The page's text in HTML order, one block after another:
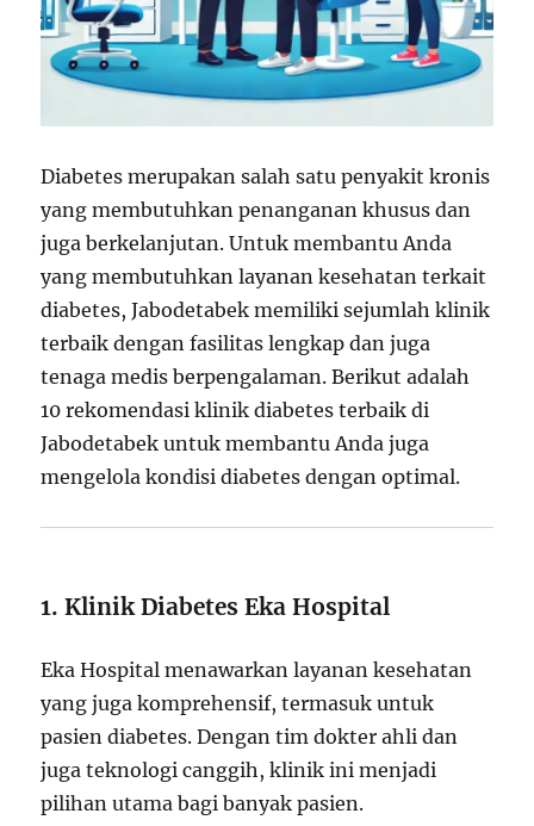
Diabetes merupakan salah satu penyakit kronis
yang membutuhkan penanganan khusus dan
juga berkelanjutan. Untuk membantu Anda
yang membutuhkan layanan kesehatan terkait
diabetes, Jabodetabek memiliki sejumlah klinik
terbaik dengan fasilitas lengkap dan juga
tenaga medis berpengalaman. Berikut adalah
10 rekomendasi klinik diabetes terbaik di
Jabodetabek untuk membantu Anda juga
mengelola kondisi diabetes dengan optimal.
1. Klinik Diabetes Eka Hospital
Eka Hospital menawarkan layanan kesehatan
yang juga komprehensif, termasuk untuk
pasien diabetes. Dengan tim dokter ahli dan
juga teknologi canggih, klinik ini menjadi
pilihan utama bagi banyak pasien.